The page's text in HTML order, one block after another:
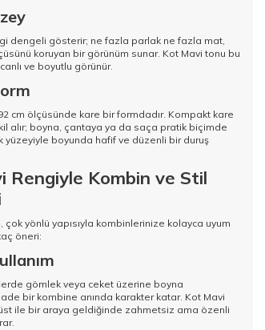
dengeli gösterir; ne fazla parlak ne fazla mat,
koruyan bir görünüm sunar. Kot Mavi tonu bu
ve boyutlu görünür.
cm ölçüsünde kare bir formdadır. Kompakt kare
alır; boyna, çantaya ya da saça pratik biçimde
yüzeyiyle boyunda hafif ve düzenli bir duruş
Rengiyle Kombin ve Stil
çok yönlü yapısıyla kombinlerinize kolayca uyum
öneri:
gömlek veya ceket üzerine boyna
bir kombine anında karakter katar. Kot Mavi
ile bir araya geldiğinde zahmetsiz ama özenli